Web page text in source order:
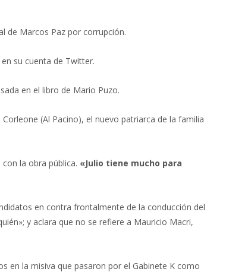
de Marcos Paz por corrupción.
su cuenta de Twitter.
en el libro de Mario Puzo.
(Al Pacino), el nuevo patriarca de la familia
la obra pública. «Julio tiene mucho para
en contra frontalmente de la conducción del
y aclara que no se refiere a Mauricio Macri,
en la misiva que pasaron por el Gabinete K como